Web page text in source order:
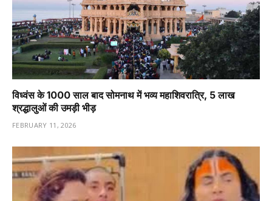
विध्वंस के 1000 साल बाद सोमनाथ में भव्य महाशिवरात्रि, 5 लाख
श्रद्धालुओं की उमड़ी भीड़
FEBRUARY 11, 2026